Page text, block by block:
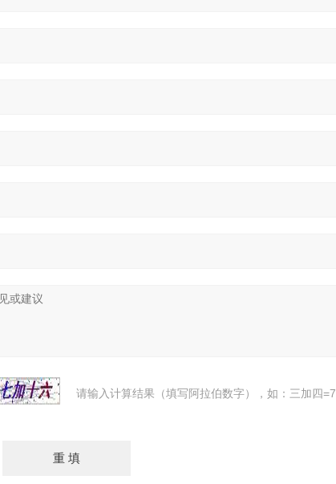
请输入计算结果（填写阿拉伯数字），如：三加四=7